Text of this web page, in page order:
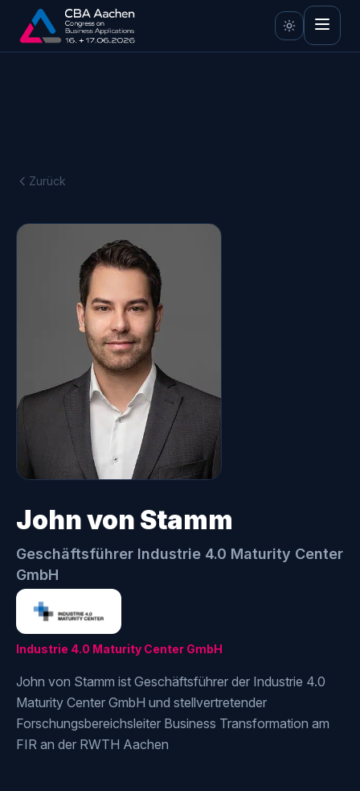
Zurück
John von Stamm
Geschäftsführer Industrie 4.0 Maturity Center
GmbH
Industrie 4.0 Maturity Center GmbH
John von Stamm ist Geschäftsführer der Industrie 4.0
Maturity Center GmbH und stellvertretender
Forschungsbereichsleiter Business Transformation am
FIR an der RWTH Aachen